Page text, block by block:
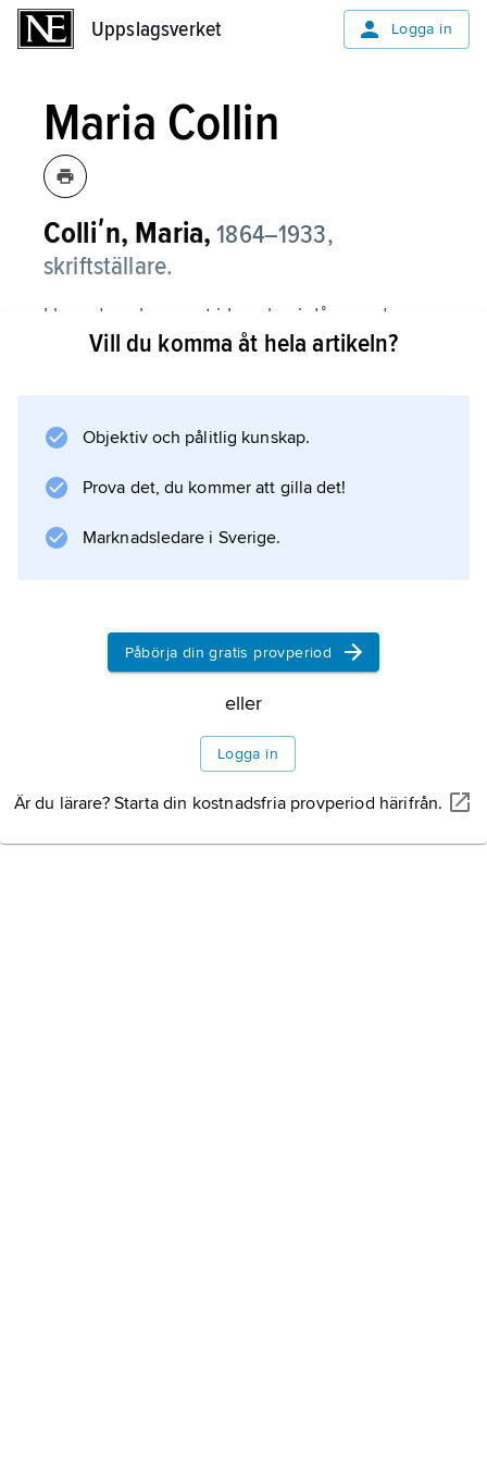
Uppslagsverket Logga in
Maria Collin
Colliʹn, Maria, 1864–1933,
skriftställare.
I barndomshemmet i Lyngby, i dåvarande
Malmöhus län, blev hon förtrogen med
allmogevävnader, av vilka två utkom i nya,
Vill du komma åt hela artikeln?
Objektiv och pålitlig kunskap.
Prova det, du kommer att gilla det!
Marknadsledare i Sverige.
Påbörja din gratis provperiod
eller
Logga in
Är du lärare? Starta din kostnadsfria provperiod härifrån.